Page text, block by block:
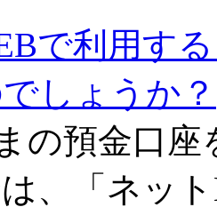
で利用す
しょうか？
の預金口
、「ネッ